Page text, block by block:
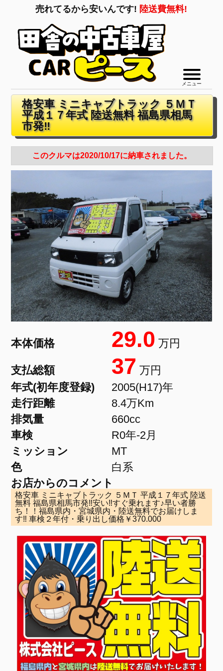
売れてるから安いんです! 陸送費無料!
メニュー
格安車 ミニキャブトラック ５ＭＴ
平成１７年式 陸送無料 福島県相馬
市発‼
このクルマは2020/10/17に納車されました。
本体価格 29.0 万円
支払総額 37 万円
年式(初年度登録)
2005(H17)年
走行距離
8.4万Km
排気量
660cc
車検
R0年-2月
ミッション
MT
色
白系
お店からのコメント
格安車 ミニキャブトラック ５ＭＴ 平成１７年式 陸送
無料 福島県相馬市発‼安い‼すぐ乗れます♪早い者勝
ち！！福島県内・宮城県内・陸送無料でお届けしま
す‼ 車検２年付・乗り出し価格￥370.000